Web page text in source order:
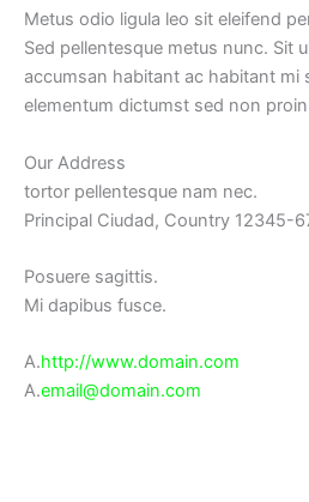
Metus odio ligula leo sit eleifend
Sed pellentesque metus nunc. Sit
accumsan habitant ac habitant mi
elementum dictumst sed non
Our Address
tortor pellentesque nam nec.
Principal Ciudad, Country 12345-
Posuere sagittis.
Mi dapibus fusce.
A.http://www.domain.com
A.email@domain.com